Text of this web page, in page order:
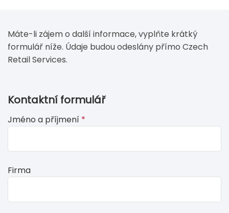
Máte-li zájem o další informace, vyplňte krátký
formulář níže. Údaje budou odeslány přímo Czech
Retail Services.
Kontaktní formulář
Jméno a příjmení *
Firma
If
see
leave
form
blank